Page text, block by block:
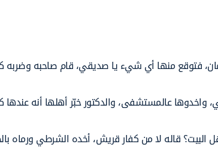
فتوقع منها أي شيء يا صديقي، قام صاحبه وضربه
واخدوها عالمستشفى، والدكتور خبّر أهلها أنه
قاله لا من كفار قريش، أخده الشرطي ورماه